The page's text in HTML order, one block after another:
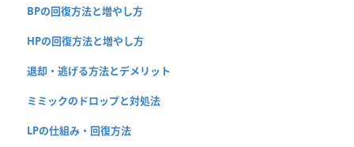
BPの回復方法と増やし方
HPの回復方法と増やし方
退却・逃げる方法とデメリット
ミミックのドロップと対処法
LPの仕組み・回復方法